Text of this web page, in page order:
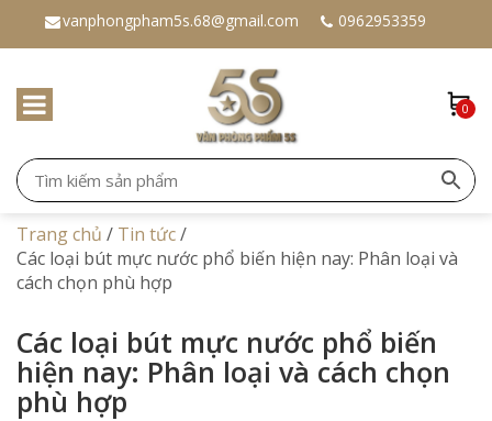
vanphongpham5s.68@gmail.com 0962953359
0
Trang chủ / Tin tức/
Các loại bút mực nước phổ biến hiện nay: Phân loại và
cách chọn phù hợp
Các loại bút mực nước phổ biến
hiện nay: Phân loại và cách chọn
phù hợp